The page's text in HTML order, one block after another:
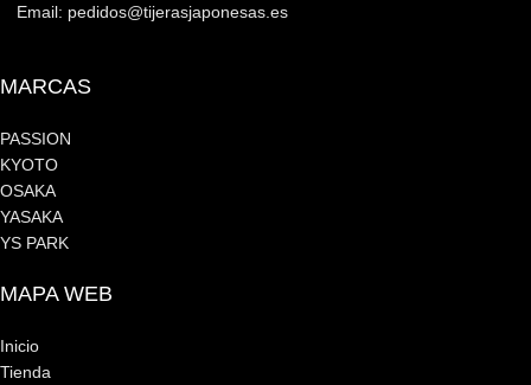
Email: pedidos@tijerasjaponesas.es
MARCAS
PASSION
KYOTO
OSAKA
YASAKA
YS PARK
MAPA WEB
Inicio
Tienda